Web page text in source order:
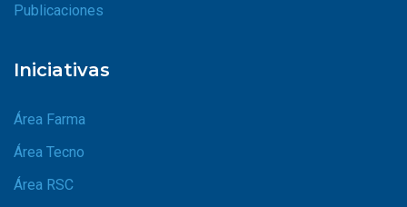
Publicaciones
Iniciativas
Área Farma
Área Tecno
Área RSC